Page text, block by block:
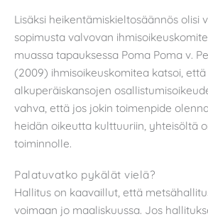
Lisäksi heikentämiskieltosäännös olisi
sopimusta valvovan
muassa tapauksessa Poma Poma v.
(2009) ihmisoikeuskomitea katsoi, että
alkuperäiskansojen
vahva, että jos jokin toimenpide
heidän oikeutta kulttuuriin, yhteisöltä
toiminnolle.
Palatuvatko pykälät vielä?
Hallitus on kaavaillut, että
voimaan jo maaliskuussa. Jos